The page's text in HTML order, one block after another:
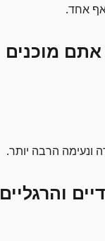
אחד.
מוכנים
ונעימה הרבה יותר.
והרגליים